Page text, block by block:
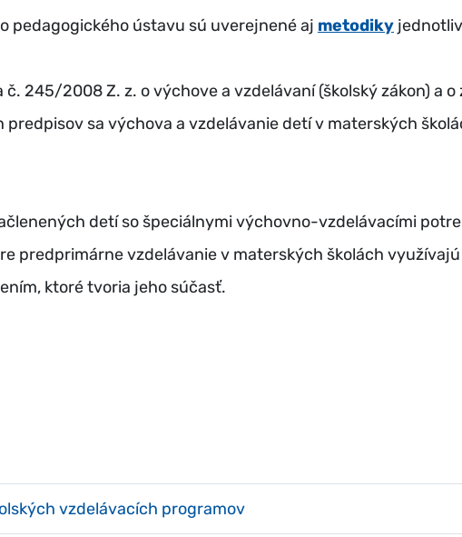
pedagogického ústavu sú uverejnené aj metodiky
č. 245/2008 Z. z. o výchove a vzdelávaní (školský zákon) a
predpisov sa výchova a vzdelávanie detí v materských
detí so špeciálnymi výchovno-vzdelávacími
predprimárne vzdelávanie v materských školách
ktoré tvoria jeho súčasť.
vzdelávacích programov